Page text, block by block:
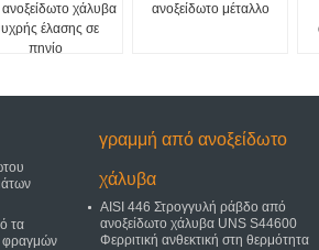
χάλυβα
έλασης σε
πηνίο
ανοξείδωτο μέταλλο
τα
φραγμών
γραμμή από ανοξείδωτο
χάλυβα
AISI 446 Στρογγυλή ράβδο από
ανοξείδωτο χάλυβα UNS S44600
Φερριτική ανθεκτική στη θερμότητα